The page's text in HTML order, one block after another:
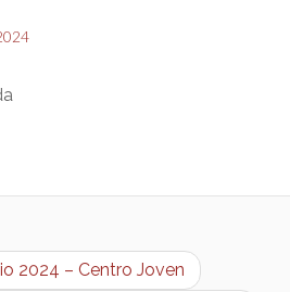
2024 – Centro Joven